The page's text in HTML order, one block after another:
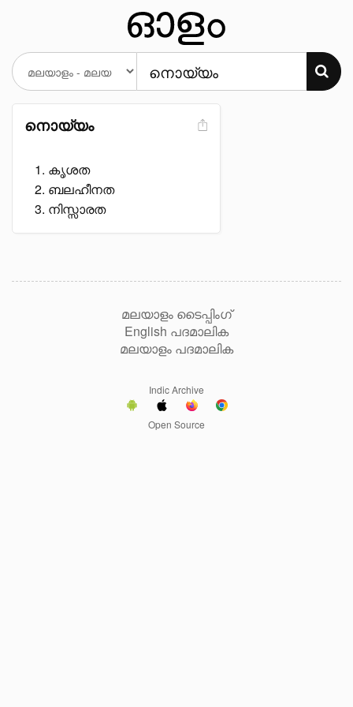
നൊയ്യം
കൃശത
ബലഹീനത
നിസ്സാരത
മലയാളം ടൈപ്പിംഗ്
English പദമാലിക
മലയാളം പദമാലിക
Indic Archive
Open Source